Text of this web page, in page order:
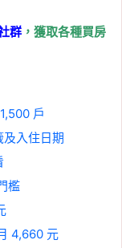
群 ，獲取各種買房
戶
入住日期
檻
4,660 元